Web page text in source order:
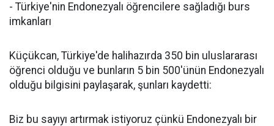
- Türkiye'nin Endonezyalı öğrencilere sağladığı burs
imkanları
Küçükcan, Türkiye'de halihazırda 350 bin uluslararası
öğrenci olduğu ve bunların 5 bin 500'ünün Endonezyalı
olduğu bilgisini paylaşarak, şunları kaydetti:
Biz bu sayıyı artırmak istiyoruz çünkü Endonezyalı bir